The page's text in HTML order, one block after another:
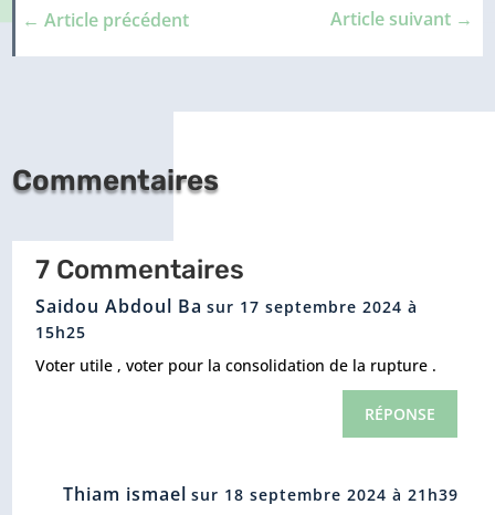
←Article précédent Article suivant→
Commentaires
7 Commentaires
Saidou Abdoul Ba sur 17 septembre 2024 à
15h25
Voter utile , voter pour la consolidation de la rupture .
RÉPONSE
Thiam ismael sur 18 septembre 2024 à 21h39